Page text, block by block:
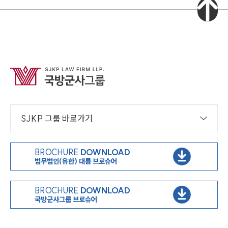
SJKP 그룹 바로가기
BROCHURE DOWNLOAD
법무법인(유한) 대륜 브로슈어
BROCHURE DOWNLOAD
국방군사그룹 브로슈어